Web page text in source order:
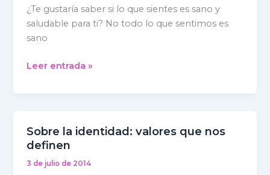
¿Te gustaría saber si lo que sientes es sano y
saludable para ti? No todo lo que sentimos es
sano
te
benefician
Leer entrada »
Sobre la identidad: valores que nos
definen
3 de julio de 2014
Sobre
la
identidad: